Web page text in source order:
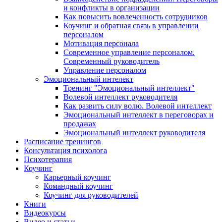
и конфликты в организации
Как повысить вовлеченность сотрудников
Коучинг и обратная связь в управлении
персоналом
Мотивация персонала
Современное управление персоналом.
Современный руководитель
Управление персоналом
Эмоциональный интелект
Тренинг "Эмоциональный интеллект"
Волевой интеллект руководителя
Как развить силу волю. Волевой интеллект
Эмоциональный интеллект в переговорах и
продажах
Эмоциональный интеллект руководителя
Расписание тренингов
Консультация психолога
Психотерапия
Коучинг
Карьерный коучинг
Командный коучинг
Коучинг для руководителей
Книги
Видеокурсы